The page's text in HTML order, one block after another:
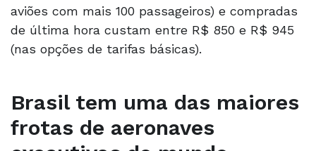
aviões com mais 100 passageiros) e compradas
de última hora custam entre R$ 850 e R$ 945
(nas opções de tarifas básicas).
Brasil tem uma das maiores
frotas de aeronaves